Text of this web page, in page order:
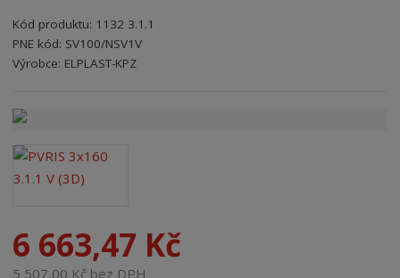
t
r
a
Kód produktu: 1132 3.1.1
PNE kód: SV100/NSV1V
Kód výrobce: 8595208614545
Kód dodavatele:8595208614545
Výrobce: ELPLAST-KPZ
6 663,47 Kč
5 507,00 Kč bez DPH